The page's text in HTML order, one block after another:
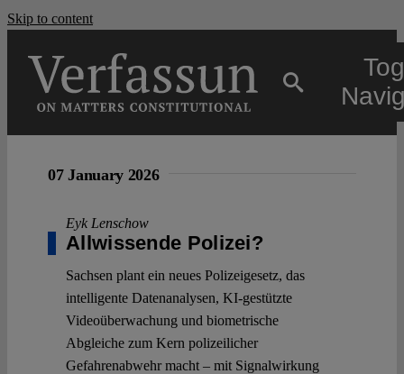
Skip to content
Projects
Open Access
07 January 2026
Eyk Lenschow
Allwissende Polizei?
Sachsen plant ein neues Polizeigesetz, das
intelligente Datenanalysen, KI-gestützte
Videoüberwachung und biometrische
Abgleiche zum Kern polizeilicher
Gefahrenabwehr macht – mit Signalwirkung